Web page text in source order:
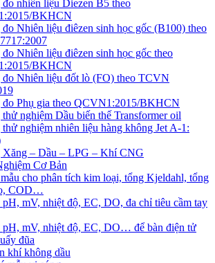
nhiên liệu Diezen B5 theo
BKHCN
Nhiên liệu điêzen sinh học gốc (B100) theo
Nhiên liệu điêzen sinh học gốc theo
BKHCN
đo Nhiên liệu đốt lò (FO) theo TCVN
đo Phụ gia theo QCVN1:2015/BKHCN
nghiệm Dầu biến thế Transformer oil
nghiệm nhiên liệu hàng không Jet A-1:
Xăng – Dầu – LPG – Khí CNG
Cơ Bản
cho phân tích kim loại, tổng Kjeldahl, tổng
COD…
mV, nhiệt độ, EC, DO, đa chỉ tiêu cầm tay
pH, mV, nhiệt độ, EC, DO… để bàn điện tử
đũa
khí không dầu